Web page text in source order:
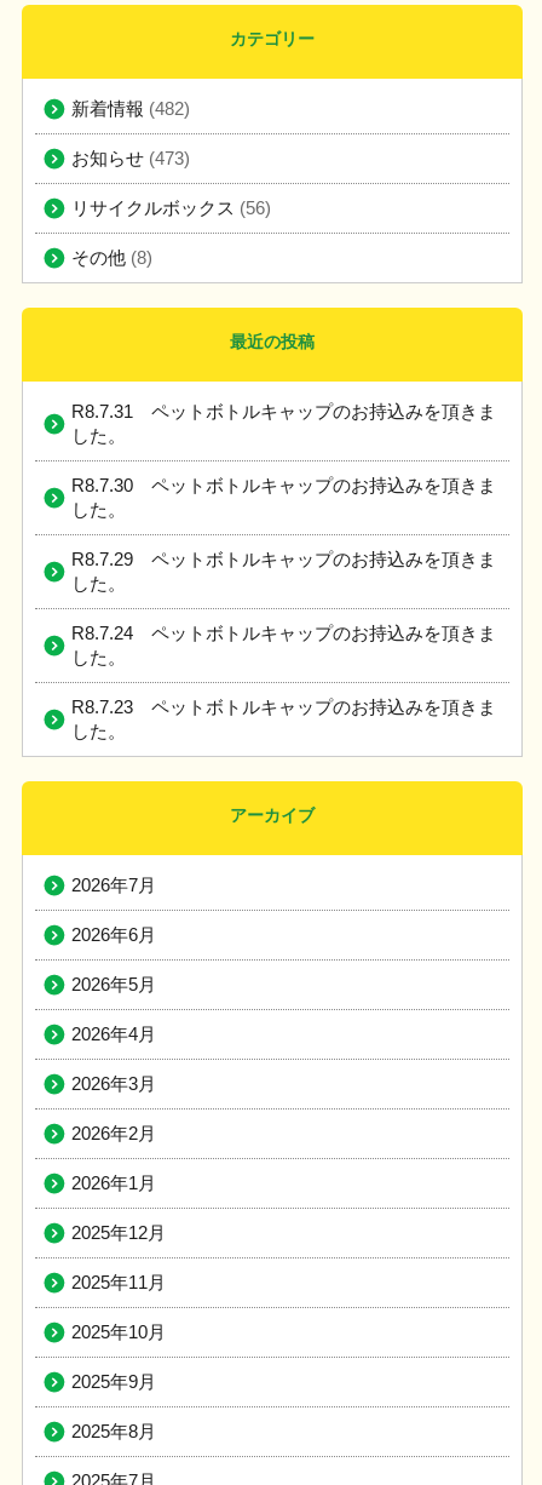
カテゴリー
新着情報 (482)
お知らせ (473)
リサイクルボックス (56)
その他 (8)
最近の投稿
R8.7.31 ペットボトルキャップのお持込みを頂きま
した。
R8.7.30 ペットボトルキャップのお持込みを頂きま
した。
R8.7.29 ペットボトルキャップのお持込みを頂きま
した。
R8.7.24 ペットボトルキャップのお持込みを頂きま
した。
R8.7.23 ペットボトルキャップのお持込みを頂きま
した。
アーカイブ
2026年7月
2026年6月
2026年5月
2026年4月
2026年3月
2026年2月
2026年1月
2025年12月
2025年11月
2025年10月
2025年9月
2025年8月
2025年7月